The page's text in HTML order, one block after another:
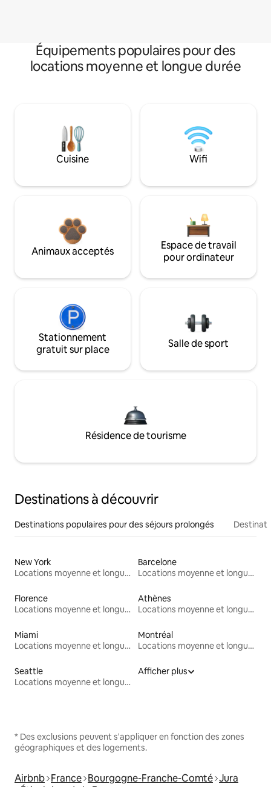
Équipements populaires pour des
locations moyenne et longue durée
Cuisine Wifi
Animaux acceptés
Espace de travail
pour ordinateur
Stationnement
gratuit sur place
Salle de sport
Résidence de tourisme
Destinations à découvrir
Destinations populaires pour des séjours prolongés
New York
Locations moyenne et longue durée
Barcelone
Locations moyenne et longue durée
Florence
Locations moyenne et longue durée
Athènes
Locations moyenne et longue durée
Miami
Locations moyenne et longue durée
Montréal
Locations moyenne et longue durée
Seattle
Locations moyenne et longue durée
Afficher plus
* Des exclusions peuvent s'appliquer en fonction des zones
géographiques et des logements.
Airbnb France Bourgogne-Franche-Comté Jura